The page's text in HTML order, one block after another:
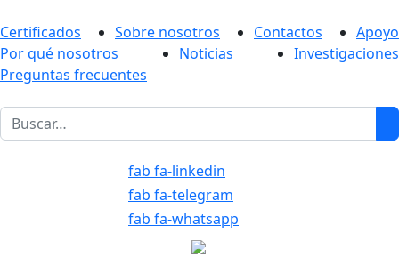
Certificados Sobre nosotros Contactos
Apoyo
Por qué nosotros
Noticias
Investigaciones
Preguntas frecuentes
1
fab fa-linkedin
fab fa-telegram
fab fa-whatsapp